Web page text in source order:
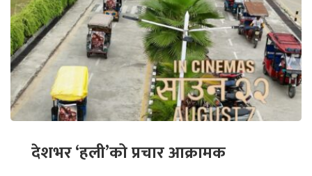
देशभर ‘हली’को प्रचार आक्रामक